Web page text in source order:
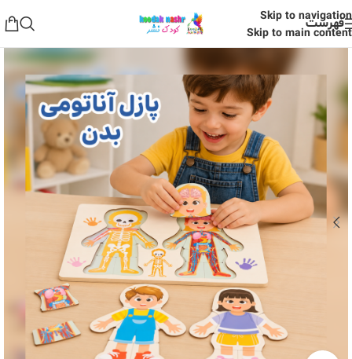
Skip to navigation
Skip to main content
فهرست